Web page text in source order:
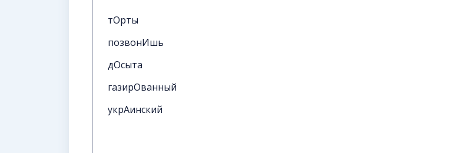
тОрты
позвонИшь
дОсыта
газирОванный
укрАинский